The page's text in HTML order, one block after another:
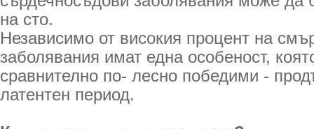
на сто.
Независимо от високия процент на
заболявания имат една особеност,
сравнително по- лесно победими -
латентен период.